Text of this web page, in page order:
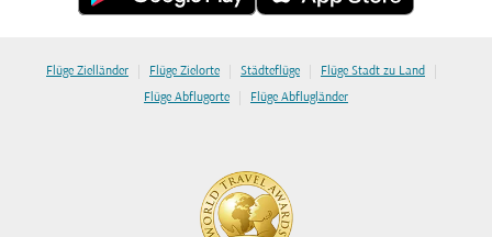
Flüge Zielländer | Flüge Zielorte | Städteflüge | Flüge Stadt zu Land |
Flüge Abflugorte | Flüge Abflugländer